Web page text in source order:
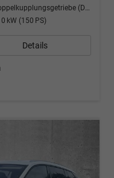
Doppelkupplungsgetriebe (DSG)
kW (150 PS)
Details